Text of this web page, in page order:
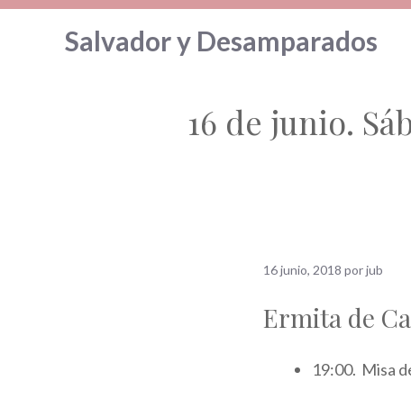
Saltar
Salvador y Desamparados
16 de junio.
16 junio, 2018 porjub
Ermita de
19:00. Misa